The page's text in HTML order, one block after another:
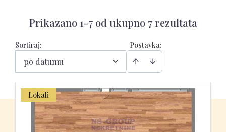
Prikazano 1-7 od ukupno 7 rezultata
Postavka:
Sortiraj:
po datumu
Lokali